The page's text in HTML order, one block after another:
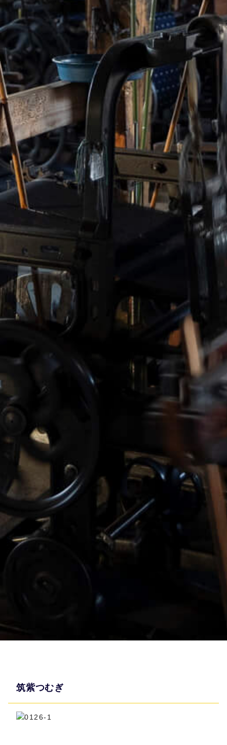
筑紫つむぎ